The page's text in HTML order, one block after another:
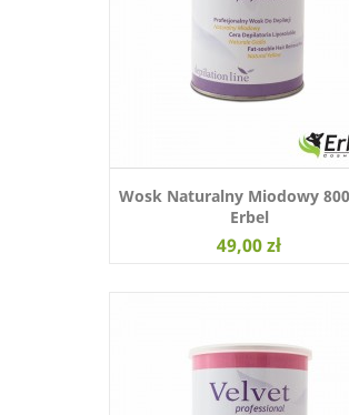
Wosk Naturalny Miodowy
Erbel
49,00 zł